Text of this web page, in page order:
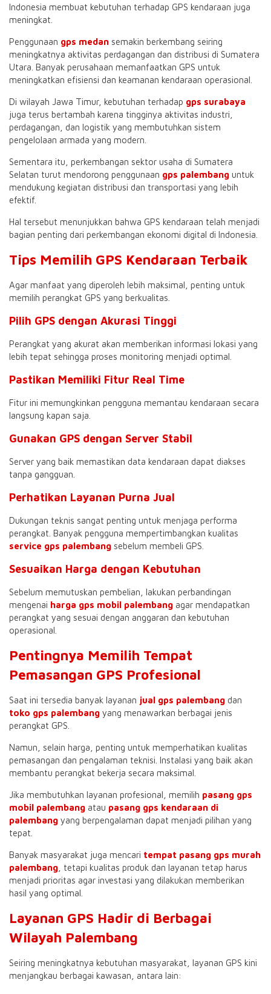
Indonesia membuat kebutuhan terhadap GPS kendaraan juga
meningkat.
Penggunaan gps medan semakin berkembang seiring
meningkatnya aktivitas perdagangan dan distribusi di Sumatera
Utara. Banyak perusahaan memanfaatkan GPS untuk
meningkatkan efisiensi dan keamanan kendaraan operasional.
Di wilayah Jawa Timur, kebutuhan terhadap gps surabaya
juga terus bertambah karena tingginya aktivitas industri,
perdagangan, dan logistik yang membutuhkan sistem
pengelolaan armada yang modern.
Sementara itu, perkembangan sektor usaha di Sumatera
Selatan turut mendorong penggunaan gps palembang untuk
mendukung kegiatan distribusi dan transportasi yang lebih
efektif.
Hal tersebut menunjukkan bahwa GPS kendaraan telah menjadi
bagian penting dari perkembangan ekonomi digital di Indonesia.
Tips Memilih GPS Kendaraan Terbaik
Agar manfaat yang diperoleh lebih maksimal, penting untuk
memilih perangkat GPS yang berkualitas.
Pilih GPS dengan Akurasi Tinggi
Perangkat yang akurat akan memberikan informasi lokasi yang
lebih tepat sehingga proses monitoring menjadi optimal.
Pastikan Memiliki Fitur Real Time
Fitur ini memungkinkan pengguna memantau kendaraan secara
langsung kapan saja.
Gunakan GPS dengan Server Stabil
Server yang baik memastikan data kendaraan dapat diakses
tanpa gangguan.
Perhatikan Layanan Purna Jual
Dukungan teknis sangat penting untuk menjaga performa
perangkat. Banyak pengguna mempertimbangkan kualitas
service gps palembang sebelum membeli GPS.
Sesuaikan Harga dengan Kebutuhan
Sebelum memutuskan pembelian, lakukan perbandingan
mengenai harga gps mobil palembang agar mendapatkan
perangkat yang sesuai dengan anggaran dan kebutuhan
operasional.
Pentingnya Memilih Tempat
Pemasangan GPS Profesional
Saat ini tersedia banyak layanan jual gps palembang dan
toko gps palembang yang menawarkan berbagai jenis
perangkat GPS.
Namun, selain harga, penting untuk memperhatikan kualitas
pemasangan dan pengalaman teknisi. Instalasi yang baik akan
membantu perangkat bekerja secara maksimal.
Jika membutuhkan layanan profesional, memilih pasang gps
mobil palembang atau pasang gps kendaraan di
palembang yang berpengalaman dapat menjadi pilihan yang
tepat.
Banyak masyarakat juga mencari tempat pasang gps murah
palembang , tetapi kualitas produk dan layanan tetap harus
menjadi prioritas agar investasi yang dilakukan memberikan
hasil yang optimal.
Layanan GPS Hadir di Berbagai
Wilayah Palembang
Seiring meningkatnya kebutuhan masyarakat, layanan GPS kini
menjangkau berbagai kawasan, antara lain: